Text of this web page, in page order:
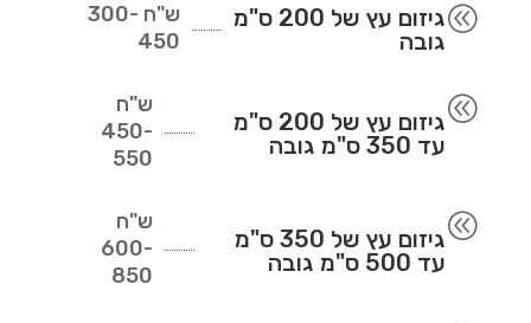
@
גיזום עץ של 200 ס"מ
גובה
ש"ח 300-
450
@
גיזום עץ של 200 ס"מ
עד 350 ס"מ גובה
ש"ח
450-
550
@
גיזום עץ של 350 ס"מ
עד 500 ס"מ גובה
ש"ח
600-
850